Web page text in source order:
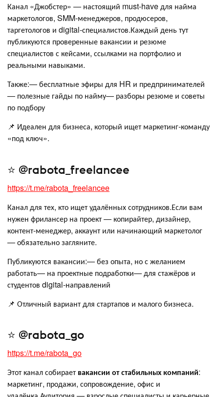
Канал «Джобстер» — настоящий must-have для найма
маркетологов, SMM-менеджеров, продюсеров,
таргетологов и digital-специалистов.Каждый день тут
публикуются проверенные вакансии и резюме
специалистов с кейсами, ссылками на портфолио и
реальными навыками.
Также:— бесплатные эфиры для HR и предпринимателей
— полезные гайды по найму— разборы резюме и советы
по подбору
📌 Идеален для бизнеса, который ищет маркетинг-команду
«под ключ».
⭐️ @rabota_freelancee
https://t.me/rabota_freelancee
Канал для тех, кто ищет удалённых сотрудников.Если вам
нужен фрилансер на проект — копирайтер, дизайнер,
контент-менеджер, аккаунт или начинающий маркетолог
— обязательно загляните.
Публикуются вакансии:— без опыта, но с желанием
работать— на проектные подработки— для стажёров и
студентов digital-направлений
📌 Отличный вариант для стартапов и малого бизнеса.
⭐️ @rabota_go
https://t.me/rabota_go
Этот канал собирает вакансии от стабильных компаний:
маркетинг, продажи, сопровождение, офис и